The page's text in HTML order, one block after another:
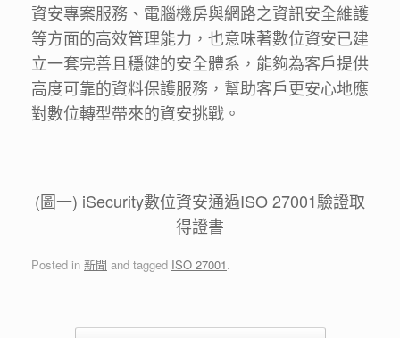
資安專案服務、電腦機房與網路之資訊安全維護
等方面的高效管理能力，也意味著數位資安已建
立一套完善且穩健的安全體系，能夠為客戶提供
高度可靠的資料保護服務，幫助客戶更安心地應
對數位轉型帶來的資安挑戰。
(圖一) iSecurity數位資安通過ISO 27001驗證取
得證書
Posted in 新聞 and tagged ISO 27001.